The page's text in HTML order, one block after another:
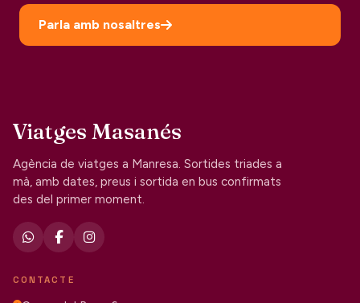
Parla amb nosaltres
Viatges Masanés
Agència de viatges a Manresa. Sortides triades a
mà, amb dates, preus i sortida en bus confirmats
des del primer moment.
CONTACTE